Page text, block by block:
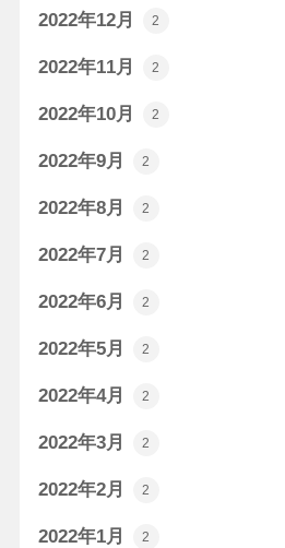
2022年12月 2
2022年11月 2
2022年10月 2
2022年9月 2
2022年8月 2
2022年7月 2
2022年6月 2
2022年5月 2
2022年4月 2
2022年3月 2
2022年2月 2
2022年1月 2